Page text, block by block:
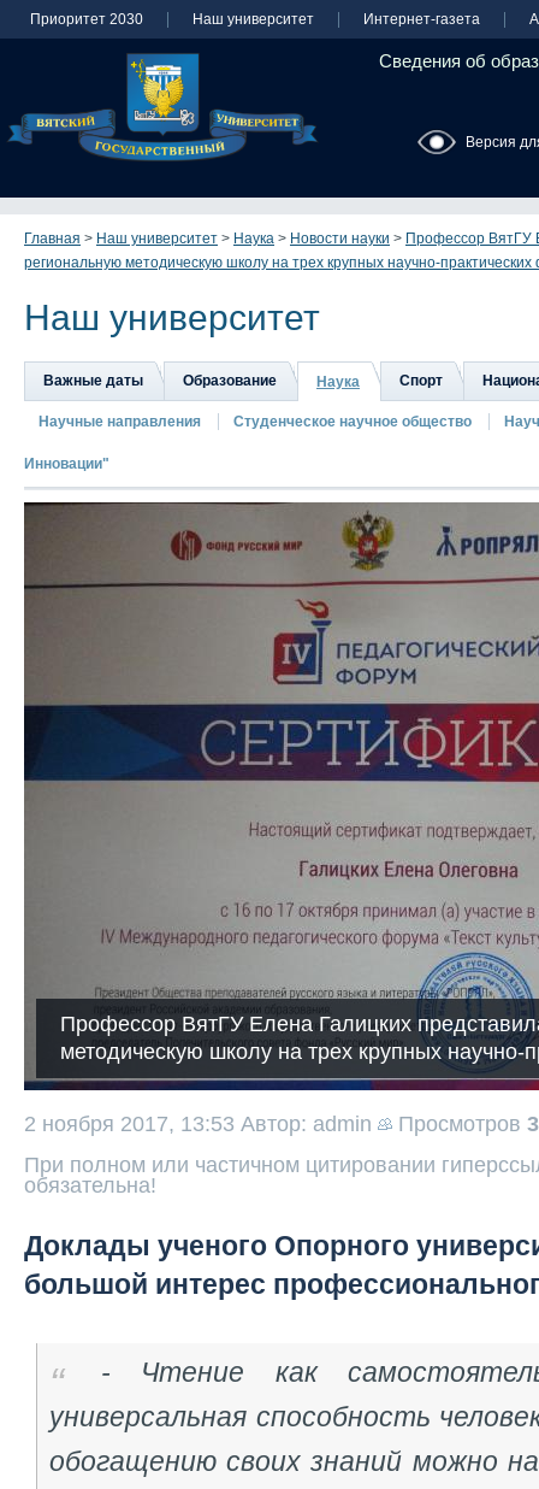
Приоритет 2030 Наш университет Интернет-газета
Сведения об
Версия
Главная > Наш университет > Наука > Новости науки > Профессор ВятГУ
региональную методическую школу на трех крупных научно-
Наш университет
Важные даты Образование Наука Спорт
Научные направления Студенческое научное общество
Инновации"
Профессор ВятГУ Елена Галицких
методическую школу на трех крупных научно-
2 ноября 2017, 13:53 Автор: admin Просмотров
При полном или частичном цитировании
обязательна!
Доклады ученого Опорного
большой интерес
- Чтение как
универсальная способность
обогащению своих знаний можно